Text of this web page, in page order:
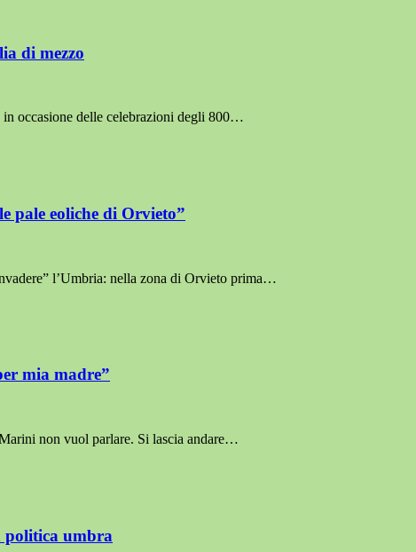
di mezzo
occasione delle celebrazioni degli 800…
pale eoliche di Orvieto”
l’Umbria: nella zona di Orvieto prima…
mia madre”
non vuol parlare. Si lascia andare…
politica umbra